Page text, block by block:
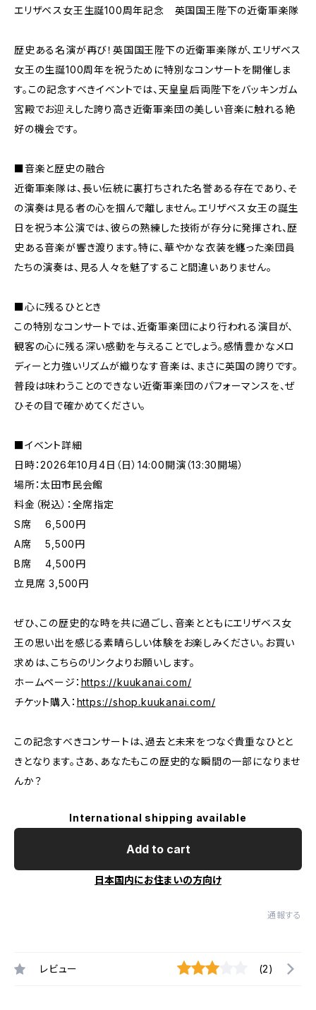
エリザベス女王生誕100周年記念 英国国王陛下の近衛軍楽隊
歴史ある名演が再び！英国国王陛下の近衛軍楽隊が、エリザベス
女王の生誕100周年を祝うために特別なコンサートを開催しま
す。この記念すべきイベントでは、天皇皇后両陛下をバッキンガム
宮殿でお迎えした誇り高き近衛軍楽団の美しい音楽に触れる絶
好の機会です。
■音楽と歴史の融合
近衛軍楽隊は、長い伝統に裏打ちされた名誉ある存在であり、そ
の演奏は見る者の心を掴んで離しません。エリザベス女王の誕生
日を祝う本公演では、彼らの熟練した技術が存分に発揮され、歴
史ある音楽が響き渡ります。特に、華やかな衣装を纏った楽団員
たちの演奏は、見る人々を魅了すること間違いありません。
■心に残るひととき
この特別なコンサートでは、近衛軍楽団により行われる演目が、
観客の心に残る深い感動を与えることでしょう。感情豊かなメロ
ディーと力強いリズムが織りなす音楽は、まさに英国の誇りです。
普段は味わうことのできない近衛軍楽団のパフォーマンスを、ぜ
ひその目で確かめてください。
■イベント詳細
日時：2026年10月4日（日）14:00開演（13:30開場）
場所：太田市民会館
料金（税込）：全席指定
S席 6,500円
A席 5,500円
B席 4,500円
立見席 3,500円
ぜひ、この歴史的な時を共に過ごし、音楽とともにエリザベス女
王の思い出を感じる素晴らしい体験をお楽しみください。お買い
求めは、こちらのリンクよりお願いします。
ホームページ： https://kuukanai.com/
チケット購入： https://shop.kuukanai.com/
この記念すべきコンサートは、過去と未来をつなぐ貴重なひとと
きとなります。さあ、あなたもこの歴史的な瞬間の一部になりませ
んか？
International shipping available
Add to cart
日本国内にお住まいの方向け
通報する
レビュー (2)